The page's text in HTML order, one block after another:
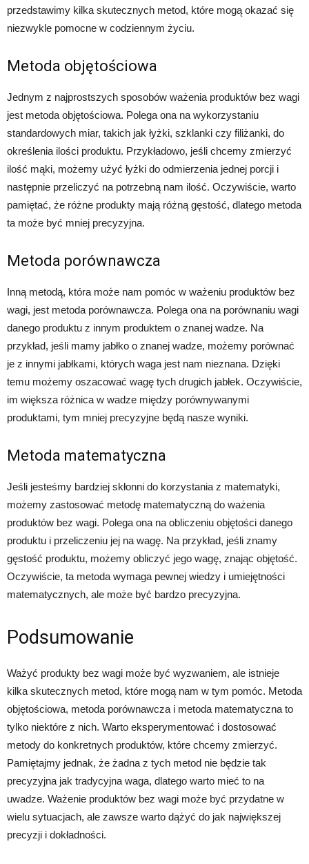
przedstawimy kilka skutecznych metod, które mogą okazać się
niezwykle pomocne w codziennym życiu.
Metoda objętościowa
Jednym z najprostszych sposobów ważenia produktów bez wagi
jest metoda objętościowa. Polega ona na wykorzystaniu
standardowych miar, takich jak łyżki, szklanki czy filiżanki, do
określenia ilości produktu. Przykładowo, jeśli chcemy zmierzyć
ilość mąki, możemy użyć łyżki do odmierzenia jednej porcji i
następnie przeliczyć na potrzebną nam ilość. Oczywiście, warto
pamiętać, że różne produkty mają różną gęstość, dlatego metoda
ta może być mniej precyzyjna.
Metoda porównawcza
Inną metodą, która może nam pomóc w ważeniu produktów bez
wagi, jest metoda porównawcza. Polega ona na porównaniu wagi
danego produktu z innym produktem o znanej wadze. Na
przykład, jeśli mamy jabłko o znanej wadze, możemy porównać
je z innymi jabłkami, których waga jest nam nieznana. Dzięki
temu możemy oszacować wagę tych drugich jabłek. Oczywiście,
im większa różnica w wadze między porównywanymi
produktami, tym mniej precyzyjne będą nasze wyniki.
Metoda matematyczna
Jeśli jesteśmy bardziej skłonni do korzystania z matematyki,
możemy zastosować metodę matematyczną do ważenia
produktów bez wagi. Polega ona na obliczeniu objętości danego
produktu i przeliczeniu jej na wagę. Na przykład, jeśli znamy
gęstość produktu, możemy obliczyć jego wagę, znając objętość.
Oczywiście, ta metoda wymaga pewnej wiedzy i umiejętności
matematycznych, ale może być bardzo precyzyjna.
Podsumowanie
Ważyć produkty bez wagi może być wyzwaniem, ale istnieje
kilka skutecznych metod, które mogą nam w tym pomóc. Metoda
objętościowa, metoda porównawcza i metoda matematyczna to
tylko niektóre z nich. Warto eksperymentować i dostosować
metody do konkretnych produktów, które chcemy zmierzyć.
Pamiętajmy jednak, że żadna z tych metod nie będzie tak
precyzyjna jak tradycyjna waga, dlatego warto mieć to na
uwadze. Ważenie produktów bez wagi może być przydatne w
wielu sytuacjach, ale zawsze warto dążyć do jak największej
precyzji i dokładności.